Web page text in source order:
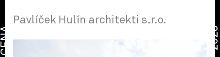
Pavlíček Hulín architekti s.r.o.
CENA 2026